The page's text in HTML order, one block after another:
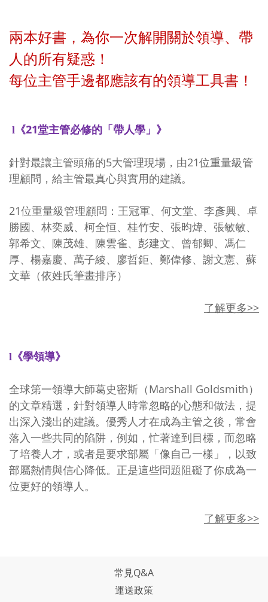
兩本好書，為你一次解開關於領導、帶
人的所有疑惑！
每位主管手邊都應該有的領導工具書！
l 《21堂主管必修的「帶人學」》
針對最讓主管頭痛的5大管理現場，由21位重量級管
理顧問，給主管最真心與實用的建議。
21位重量級管理顧問：王冠軍、何文堂、李彥興、卓
勝國、林奕威、柯全恒、桂竹安、張昀煒、張敏敏、
郭希文、陳茂雄、陳雲雀、彭建文、曾郁卿、馮仁
厚、楊嘉慶、萬子綾、廖哲鉅、鄭偉修、謝文憲、蘇
文華（依姓氏筆畫排序）
了解更多>>
l 《學領導》
全球第一領導大師葛史密斯（Marshall Goldsmith）
的文章精選，針對領導人時常忽略的心態和做法，提
出深入淺出的建議。優秀人才在成為主管之後，常會
落入一些共同的陷阱，例如，忙著達到目標，而忽略
了培養人才，或者是要求部屬「像自己一樣」，以致
部屬熱情與信心降低。正是這些問題阻礙了你成為一
位更好的領導人。
了解更多>>
常見Q&A
運送政策